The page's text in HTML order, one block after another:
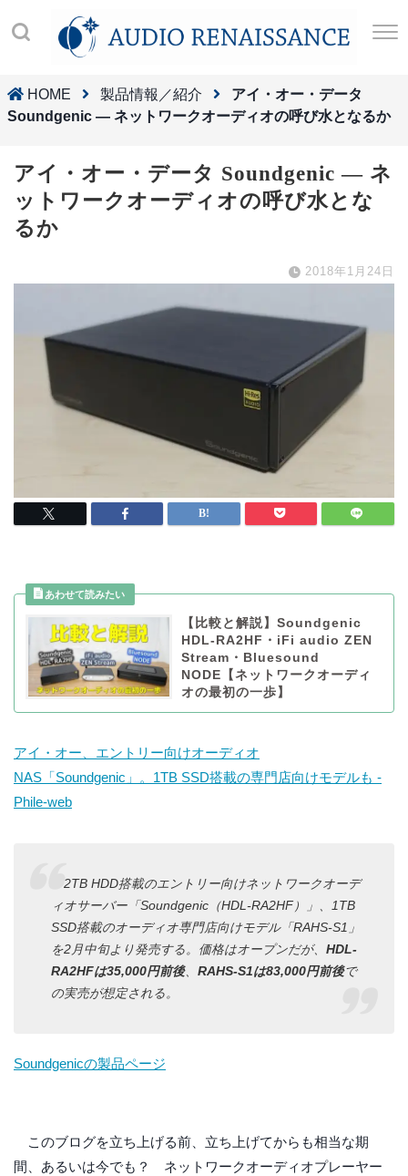
HOME 製品情報／紹介
アイ・オー・データ
Soundgenic ― ネットワークオーディオの呼び水となるか
アイ・オー・データ Soundgenic ― ネ
ットワークオーディオの呼び水とな
るか
2018年1月24日
【比較と解説】Soundgenic
HDL-RA2HF・iFi audio ZEN
Stream・Bluesound
NODE【ネットワークオーディ
オの最初の一歩】
アイ・オー、エントリー向けオーディオ
NAS「Soundgenic」。1TB SSD搭載の専門店向けモデルも -
Phile-web
2TB HDD搭載のエントリー向けネットワークオーデ
ィオサーバー「Soundgenic（HDL-RA2HF）」、1TB
SSD搭載のオーディオ専門店向けモデル「RAHS-S1」
を2月中旬より発売する。価格はオープンだが、HDL-
RA2HFは35,000円前後、RAHS-S1は83,000円前後で
の実売が想定される。
Soundgenicの製品ページ
このブログを立ち上げる前、立ち上げてからも相当な期
間、あるいは今でも？ ネットワークオーディオプレーヤー